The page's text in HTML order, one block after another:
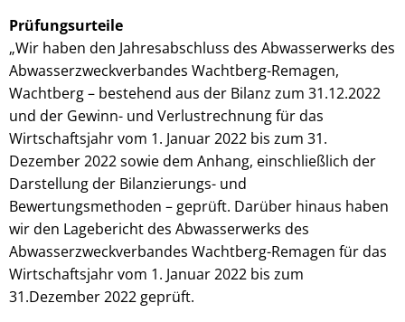
Prüfungsurteile
„Wir haben den Jahresabschluss des Abwasserwerks des
Abwasserzweckverbandes Wachtberg-Remagen,
Wachtberg – bestehend aus der Bilanz zum 31.12.2022
und der Gewinn- und Verlustrechnung für das
Wirtschaftsjahr vom 1. Januar 2022 bis zum 31.
Dezember 2022 sowie dem Anhang, einschließlich der
Darstellung der Bilanzierungs- und
Bewertungsmethoden – geprüft. Darüber hinaus haben
wir den Lagebericht des Abwasserwerks des
Abwasserzweckverbandes Wachtberg-Remagen für das
Wirtschaftsjahr vom 1. Januar 2022 bis zum
31.Dezember 2022 geprüft.